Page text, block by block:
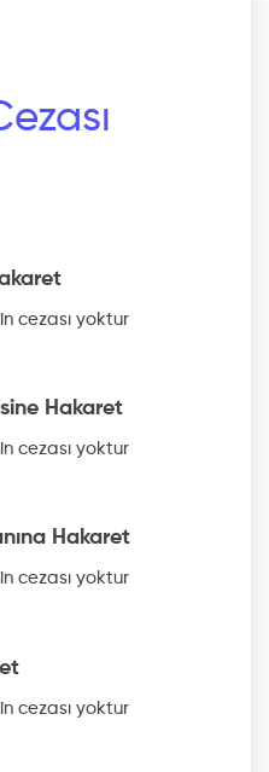
cezası yoktur
Hakaret
cezası yoktur
Hakaret
cezası yoktur
cezası yoktur